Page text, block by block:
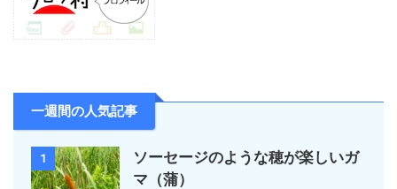
一週間の人気記事
1
ソーセージのような穂が楽しいガ
マ（蒲）